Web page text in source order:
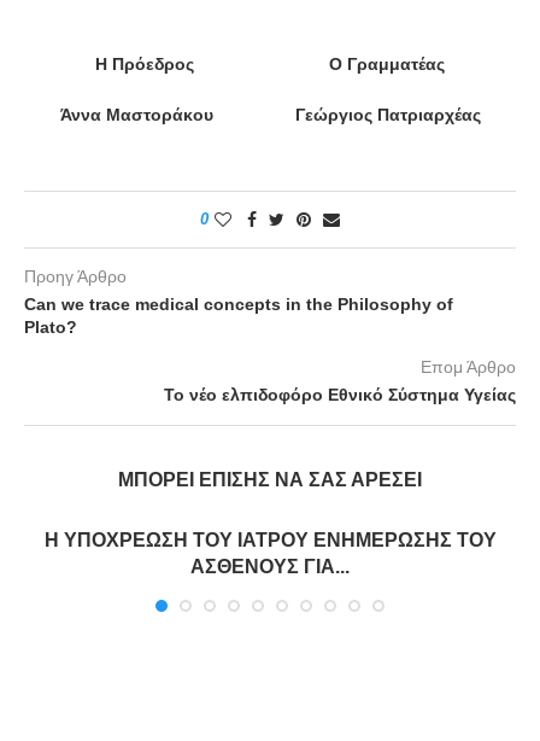
Η Πρόεδρος Ο Γραμματέας
Άννα Μαστοράκου Γεώργιος Πατριαρχέας
0
Προηγ Άρθρο
Can we trace medical concepts in the Philosophy of
Plato?
Επομ Άρθρο
Το νέο ελπιδοφόρο Εθνικό Σύστημα Υγείας
ΜΠΟΡΕΊ ΕΠΊΣΗΣ ΝΑ ΣΑΣ ΑΡΈΣΕΙ
Η ΥΠΟΧΡΕΩΣΗ ΤΟΥ ΙΑΤΡΟΥ ΕΝΗΜΕΡΩΣΗΣ ΤΟΥ
ΑΣΘΕΝΟΥΣ ΓΙΑ...